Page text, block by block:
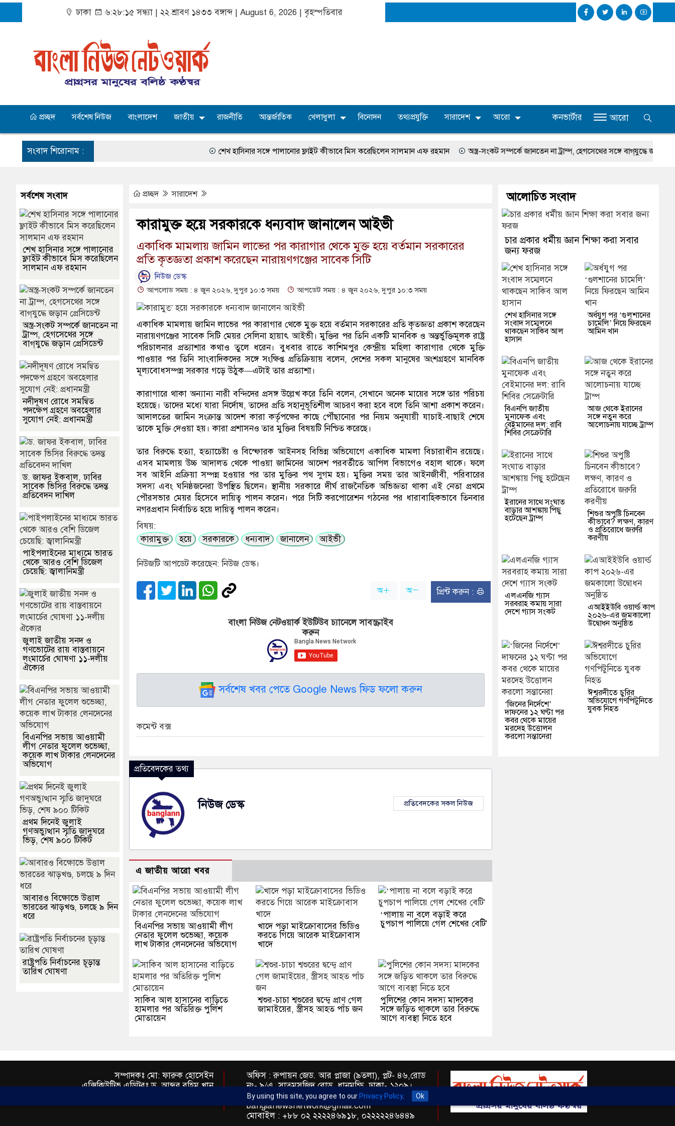
ঢাকা ৬:২৮:১৬ সন্ধ্যা |২২ শ্রাবণ ১৪৩৩ বঙ্গাব্দ | August 6, 2026 |বৃহস্পতিবার
প্রচ্ছদ সর্বশেষ নিউজ বাংলাদেশ জাতীয় রাজনীতি আন্তর্জাতিক খেলাধুলা বিনোদন তথ্যপ্রযুক্তি সারাদেশ আরো কনভার্টার আরো
সংবাদ শিরোনাম : শেখ হাসিনার সঙ্গে পালানোর ফ্লাইট কীভাবে মিস করেছিলেন সালমান এফ রহমান অস্ত্র-সংকট সম্পর্কে জানতেন না ট্রাম্প, হেগসেথের সঙ্গে বাগ্‌যুদ্ধে জড়ান প্রেসিডেন্ট
প্রচ্ছদ সারাদেশ
কারামুক্ত হয়ে সরকারকে ধন্যবাদ জানালেন আইভী
একাধিক মামলায় জামিন লাভের পর কারাগার থেকে মুক্ত হয়ে বর্তমান সরকারের
প্রতি কৃতজ্ঞতা প্রকাশ করেছেন নারায়ণগঞ্জের সাবেক সিটি
নিউজ ডেস্ক
আপলোড সময় : ৪ জুন ২০২৬, দুপুর ১০:৩ সময় আপডেট সময় : ৪ জুন ২০২৬, দুপুর ১০:৩ সময়
একাধিক মামলায় জামিন লাভের পর কারাগার থেকে মুক্ত হয়ে বর্তমান সরকারের প্রতি কৃতজ্ঞতা প্রকাশ করেছেন
নারায়ণগঞ্জের সাবেক সিটি মেয়র সেলিনা হায়াৎ আইভী। মুক্তির পর তিনি একটি মানবিক ও অন্তর্ভুক্তিমূলক রাষ্ট্র
পরিচালনার প্রত্যাশার কথাও তুলে ধরেন। বুধবার রাতে কাশিমপুর কেন্দ্রীয় মহিলা কারাগার থেকে মুক্তি
পাওয়ার পর তিনি সাংবাদিকদের সঙ্গে সংক্ষিপ্ত প্রতিক্রিয়ায় বলেন, দেশের সকল মানুষের অংশগ্রহণে মানবিক
মূল্যবোধসম্পন্ন সরকার গড়ে উঠুক—এটাই তার প্রত্যাশা।
কারাগারে থাকা অন্যান্য নারী বন্দিদের প্রসঙ্গ উল্লেখ করে তিনি বলেন, সেখানে অনেক মায়ের সঙ্গে তার পরিচয়
হয়েছে। তাদের মধ্যে যারা নির্দোষ, তাদের প্রতি সহানুভূতিশীল আচরণ করা হবে বলে তিনি আশা প্রকাশ করেন।
আদালতের জামিন সংক্রান্ত আদেশ কারা কর্তৃপক্ষের কাছে পৌঁছানোর পর নিয়ম অনুযায়ী যাচাই-বাছাই শেষে
তাকে মুক্তি দেওয়া হয়। কারা প্রশাসনও তার মুক্তির বিষয়টি নিশ্চিত করেছে।
তার বিরুদ্ধে হত্যা, হত্যাচেষ্টা ও বিস্ফোরক আইনসহ বিভিন্ন অভিযোগে একাধিক মামলা বিচারাধীন রয়েছে।
এসব মামলায় উচ্চ আদালত থেকে পাওয়া জামিনের আদেশ পরবর্তীতে আপিল বিভাগেও বহাল থাকে। ফলে
সব আইনি প্রক্রিয়া সম্পন্ন হওয়ার পর তার মুক্তির পথ সুগম হয়। মুক্তির সময় তার আইনজীবী, পরিবারের
সদস্য এবং ঘনিষ্ঠজনেরা উপস্থিত ছিলেন। স্থানীয় সরকারে দীর্ঘ রাজনৈতিক অভিজ্ঞতা থাকা এই নেতা প্রথমে
পৌরসভার মেয়র হিসেবে দায়িত্ব পালন করেন। পরে সিটি করপোরেশন গঠনের পর ধারাবাহিকভাবে তিনবার
নগরপ্রধান নির্বাচিত হয়ে দায়িত্ব পালন করেন।
বিষয়:
কারামুক্ত
হয়ে সরকারকে ধন্যবাদ জানালেন আইভী
নিউজটি আপডেট করেছেন: নিউজ ডেস্ক।
অ অ প্রিন্ট করুন :
বাংলা নিউজ নেটওয়ার্ক ইউটিউব চ্যানেলে সাবস্ক্রাইব
করুন
সর্বশেষ খবর পেতে Google News ফিড ফলো করুন
কমেন্ট বক্স
প্রতিবেদকের তথ্য
নিউজ ডেস্ক প্রতিবেদকের সকল নিউজ
এ জাতীয় আরো খবর
বিএনপির সভায় আওয়ামী লীগ
নেতার ফুলেল শুভেচ্ছা, কয়েক
লাখ টাকার লেনদেনের অভিযোগ
খাদে পড়া মাইক্রোবাসের ভিডিও
করতে গিয়ে আরেক মাইক্রোবাস
খাদে
‘পালায় না বলে বড়াই করে
চুপচাপ পালিয়ে গেল শেখের বেটি'
সাকিব আল হাসানের বাড়িতে
হামলার পর অতিরিক্ত পুলিশ
মোতায়েন
শ্বশুর-চাচা শ্বশুরের দ্বন্দ্বে প্রাণ গেল
জামাইয়ের, স্ত্রীসহ আহত পাঁচ জন
পুলিশের কোন সদস্য মাদকের
সঙ্গে জড়িত থাকলে তার বিরুদ্ধে
আগে ব্যবস্থা নিতে হবে
সর্বশেষ সংবাদ
শেখ হাসিনার সঙ্গে পালানোর
ফ্লাইট কীভাবে মিস করেছিলেন
সালমান এফ রহমান
অস্ত্র-সংকট সম্পর্কে জানতেন না
ট্রাম্প, হেগসেথের সঙ্গে
বাগ্‌যুদ্ধে জড়ান প্রেসিডেন্ট
নদীদূষণ রোধে সমন্বিত
পদক্ষেপ গ্রহণে অবহেলার
সুযোগ নেই: প্রধানমন্ত্রী
ড. জাফর ইকবাল, ঢাবির
সাবেক ভিসির বিরুদ্ধে তদন্ত
প্রতিবেদন দাখিল
পাইপলাইনের মাধ্যমে ভারত
থেকে আরও বেশি ডিজেল
চেয়েছি: জ্বালানিমন্ত্রী
জুলাই জাতীয় সনদ ও
গণভোটের রায় বাস্তবায়নে
লংমার্চের ঘোষণা ১১-দলীয়
ঐক্যের
বিএনপির সভায় আওয়ামী
লীগ নেতার ফুলেল শুভেচ্ছা,
কয়েক লাখ টাকার লেনদেনের
অভিযোগ
প্রথম দিনেই জুলাই
গণঅভ্যুত্থান স্মৃতি জাদুঘরে
ভিড়, শেষ ৯০০ টিকিট
আবারও বিক্ষোভে উত্তাল
ভারতের ঝাড়খণ্ড, চলছে ৯ দিন
ধরে
রাষ্ট্রপতি নির্বাচনের চূড়ান্ত
তারিখ ঘোষণা
আলোচিত সংবাদ
চার প্রকার ধর্মীয় জ্ঞান শিক্ষা করা সবার
জন্য ফরজ
শেখ হাসিনার সঙ্গে
সংবাদ সম্মেলনে
থাকছেন সাকিব আল
হাসান
অর্ধযুগ পর ‘গুলশানের
চামেলি’ নিয়ে ফিরছেন
আমিন খান
বিএনপি জাতীয়
মুনাফেক এবং
বেইমানের দল: রাবি
শিবির সেক্রেটারি
আজ থেকে ইরানের
সঙ্গে নতুন করে
আলোচনায় যাচ্ছে ট্রাম্প
ইরানের সাথে সংঘাত
বাড়ার আশঙ্কায় পিছু
হটেছেন ট্রাম্প
শিশুর অপুষ্টি চিনবেন
কীভাবে? লক্ষণ, কারণ
ও প্রতিরোধে জরুরি
করণীয়
এলএনজি গ্যাস
সরবরাহ কমায় সারা
দেশে গ্যাস সংকট
এআইইউবি ওয়ার্ল্ড কাপ
২০২৬-এর জমকালো
উদ্বোধন অনুষ্ঠিত
‘জিনের নির্দেশে’
দাফনের ১২ ঘণ্টা পর
কবর থেকে মায়ের
মরদেহ উত্তোলন
করলো সন্তানেরা
ঈশ্বরদীতে চুরির
অভিযোগে গণপিটুনিতে
যুবক নিহত
সম্পাদকঃ মো: ফারুক হোসেইন
এক্সিকিউটিভ এডিটরঃ ড. আব্দুর রহিম খান
অফিস : রুপায়ন জেড. আর প্লাজা (৯তলা), প্লট- ৪৬,রোড
নং- ৯/এ, সাতমসজিদ রোড, ধানমন্ডি, ঢাকা- ১২০৯।
ইমেইল : info@banglann.com.bd,
banglanewsnetwork@gmail.com
মোবাইল : +৮৮ ০২ ২২২২৪৬৯১৮, ০২২২২২৪৬৪৪৯
By using this site, you agree to our Privacy Policy. Ok